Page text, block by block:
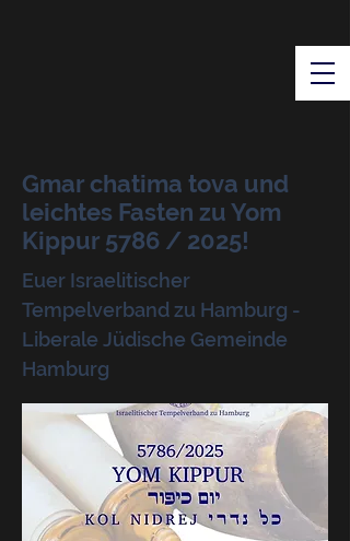
Gmar chatima tova und
leichtes Fasten zu Yom
Kippur 5786 / 2025!
Euer Israelitischer
Tempelverband zu Hamburg -
Liberale Jüdische Gemeinde
Hamburg